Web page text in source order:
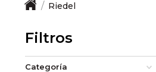
Riedel
Filtros
Categoría